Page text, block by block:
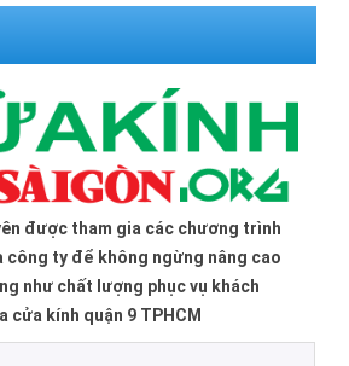
được tham gia các chương trình
công ty để không ngừng nâng cao
như chất lượng phục vụ khách
cửa kính quận 9 TPHCM